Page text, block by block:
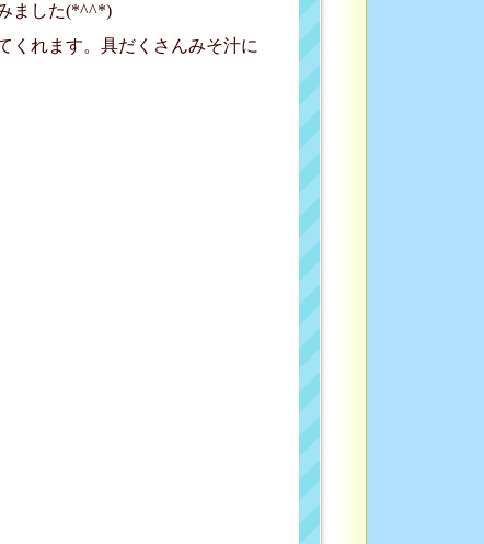
ました(*^^*)
くれます。具だくさんみそ汁に